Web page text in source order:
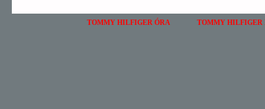
TOMMY HILFIGER ÓRA TOMMY HILFIGER